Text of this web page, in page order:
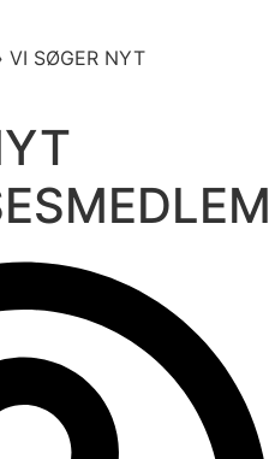
VI SØGER NYT